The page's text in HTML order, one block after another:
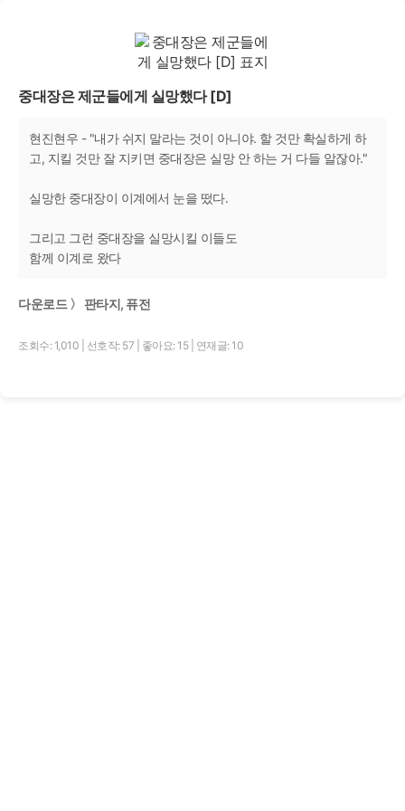
중대장은 제군들에게 실망했다 [D]
현진현우 - "내가 쉬지 말라는 것이 아니야. 할 것만 확실하게 하
고, 지킬 것만 잘 지키면 중대장은 실망 안 하는 거 다들 알잖아."
실망한 중대장이 이계에서 눈을 떴다.
그리고 그런 중대장을 실망시킬 이들도
함께 이계로 왔다
다운로드 〉 판타지, 퓨전
조회수: 1,010 선호작: 57 좋아요: 15 연재글: 10